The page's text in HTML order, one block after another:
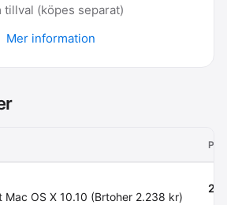
tillval (köpes separat)
Mer information
Mac OS X 10.10 (Brtoher 2.238 kr)
2